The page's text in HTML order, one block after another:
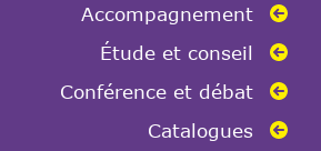
Accompagnement
Étude et conseil
Conférence et débat
Catalogues